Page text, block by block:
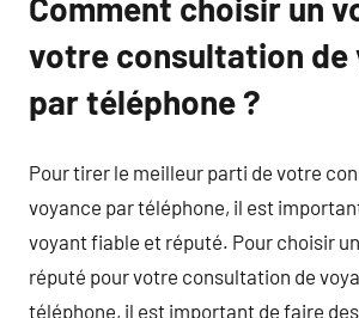
votre consultation de
par téléphone ?
Pour tirer le meilleur parti de votre
voyance par téléphone, il est
voyant fiable et réputé. Pour choisir
réputé pour votre consultation de
téléphone, il est important de faire